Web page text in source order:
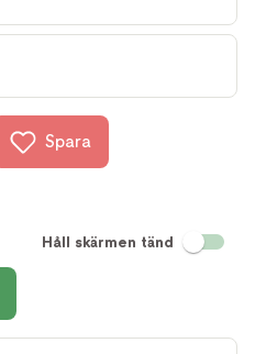
Spara
Håll skärmen tänd